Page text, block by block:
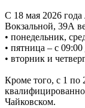
С 18 мая 2026
Вокзальной, 39А
• понедельник,
• пятница – с
• вторник и
Кроме того, с 1 по
Чайковском.